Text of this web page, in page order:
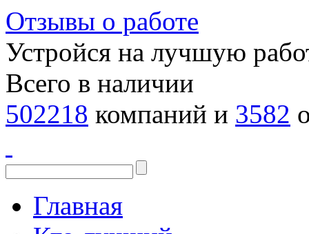
Отзывы о работе
Устройся на лучшую
Всего в наличии
502218 компаний и 3582
Главная